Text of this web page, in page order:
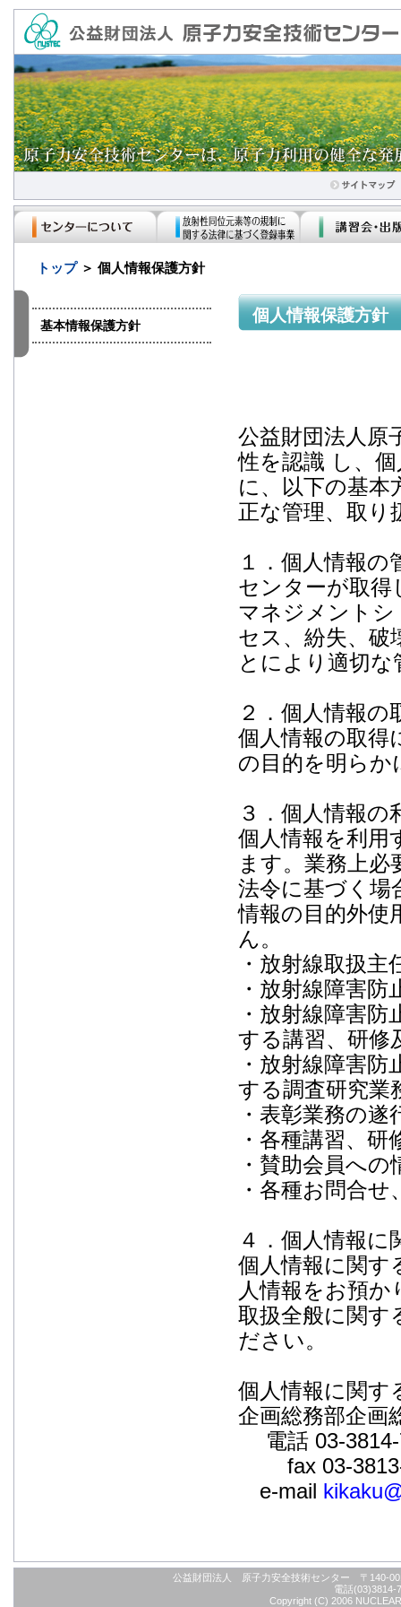
トップ＞ 個人情報保護方針
基本情報保護方針
個人情報保護方針
公益財団法人原
性を認識 し、
に、以下の基本
正な管理、取り
１．個人情報の
センターが取得
マネジメントシ
セス、紛失、破
とにより適切
２．個人情報の
個人情報の取得
の目的を明らか
３．個人情報の
個人情報を利用
ます。業務上
法令に基づく場
情報の目的外使
ん。
・放射線取扱
・放射線障害
・放射線障害
する講習、研修
・放射線障害
する調査研究業
・表彰業務の遂
・各種講習、
・賛助会員へ
・各種お問合
４．個人情報に
個人情報に関す
人情報をお預
取扱全般に関す
ださい。
個人情報に関す
企画総務部企画
電話 03-3814-
fax 03-3813-
e-mail
公益財団法人 原子力安全技術センター 〒140-
電話
Copyright (C) 2006